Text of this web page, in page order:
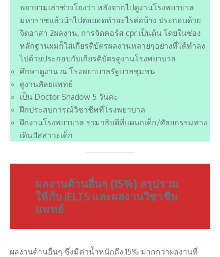
พยายามเล่าช่วงโยงว่า หลังจากไปดูงานโรงพยาบาล
มหาราชแล้วนำไปต่อยอดทำอะไรต่อบ้าง ประกอบด้วย
จิตอาสา 2ผลงาน, การจัดคอร์ส cpr เป็นต้น โดยในช่อง
หลักฐานผมก็ใส่เกียรติบัตรผลงานหลายๆอย่างที่ได้ทำลง
ไปด้วยประกอบกับเกียรติบัตรดูงานโรงพยาบาล
ศึกษาดูงาน ณ โรงพยาบาลรัฐบาลชุมชน
ดูงานศัลยเเพทย์
เป็น Doctor Shadow 5 วันค่ะ
ฝึกประสบการณ์วิชาชีพที่โรงพยาบาล
ฝึกงานโรงพยาบาล รามาธิบดีที่แผนกเด็ก/ศัลยกรรมทาง
เดินปัสสาวะเด็ก
ผลงานด้านอื่นๆ (15%) สรุปรวม
ให้กับ IELTS และผลงานวิชาชีพ
แพทย์
ผลงานด้านอื่นๆ ซึ่งมีค่าน้ำหนักถึง 15% มากกว่าผลงานที่